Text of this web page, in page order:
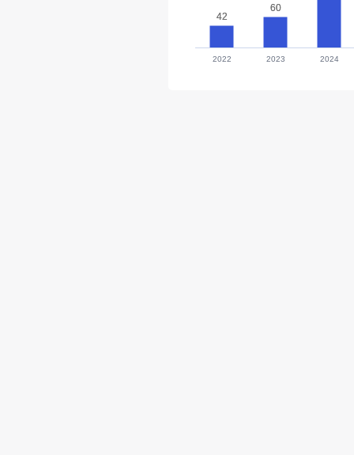
42
42
60
60
2022 2023 2024